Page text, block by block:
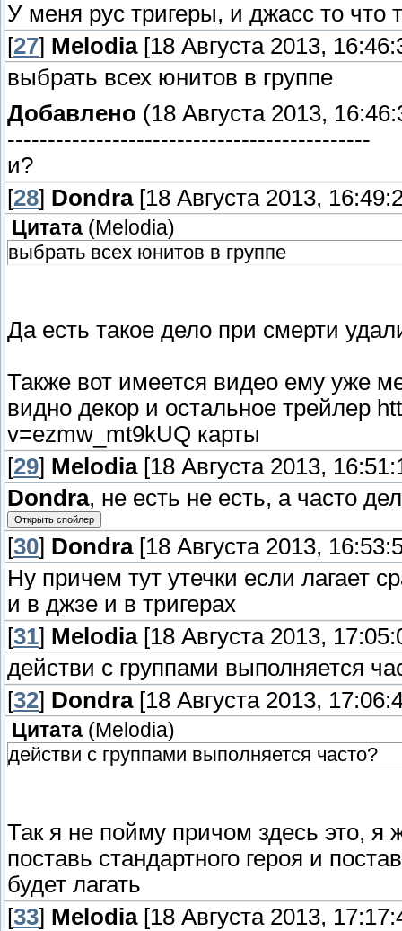
У меня рус тригеры, и джасс то
[27] Melodia[18 Августа 2013,
выбрать всех юнитов в группе
Добавлено (18 Августа 2013,
---------------------------------------------
и?
[28] Dondra[18 Августа 2013,
Цитата (Melodia)
выбрать всех юнитов в группе
Да есть такое дело при смерти
Также вот имеется видео ему уже
видно декор и остальное трейлер
v=ezmw_mt9kUQ карты
[29] Melodia[18 Августа 2013,
Dondra, не есть не есть, а часто
[30] Dondra[18 Августа 2013,
Ну причем тут утечки если лагает
и в джзе и в тригерах
[31] Melodia[18 Августа 2013,
действи с группами выполняется
[32] Dondra[18 Августа 2013,
Цитата (Melodia)
действи с группами выполняется часто?
Так я не пойму причом здесь это, я
поставь стандартного героя и
будет лагать
[33] Melodia[18 Августа 2013,